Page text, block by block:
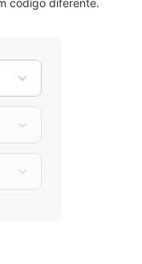
código diferente.